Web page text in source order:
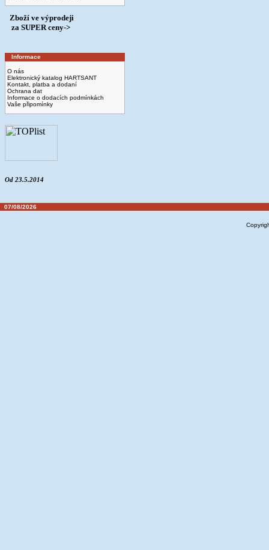
Zboží ve výprodeji
­ za SUPER ceny->
Informace
O nás
Elektronický katalog HARTSANT
Kontakt, platba a dodaní
Ochrana dat
Informace o dodacích podmínkách
Vaše připomínky
Od 23.5.2014
07/08/2026